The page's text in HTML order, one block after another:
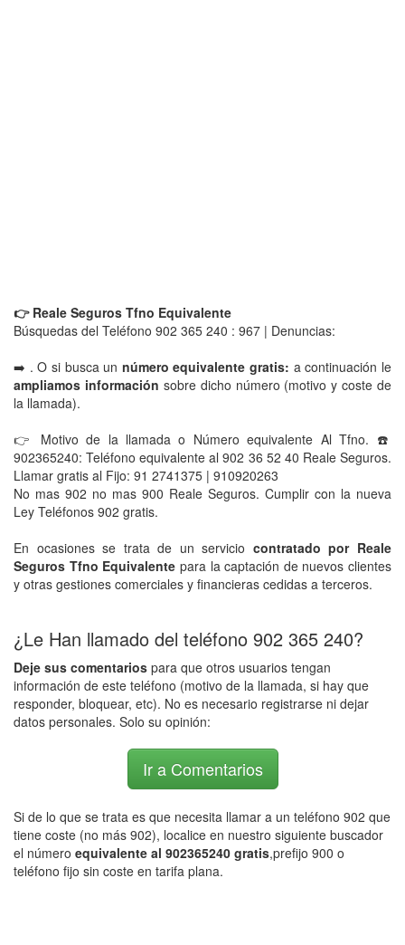
👉 Reale Seguros Tfno Equivalente
Búsquedas del Teléfono 902 365 240 : 967 | Denuncias:
➡️ . O si busca un número equivalente gratis: a continuación le
ampliamos información sobre dicho número (motivo y coste de
la llamada).
👉 Motivo de la llamada o Número equivalente Al Tfno. ☎️
902365240: Teléfono equivalente al 902 36 52 40 Reale Seguros.
Llamar gratis al Fijo: 91 2741375 | 910920263
No mas 902 no mas 900 Reale Seguros. Cumplir con la nueva
Ley Teléfonos 902 gratis.
En ocasiones se trata de un servicio contratado por Reale
Seguros Tfno Equivalente para la captación de nuevos clientes
y otras gestiones comerciales y financieras cedidas a terceros.
¿Le Han llamado del teléfono 902 365 240?
Deje sus comentarios para que otros usuarios tengan
información de este teléfono (motivo de la llamada, si hay que
responder, bloquear, etc). No es necesario registrarse ni dejar
datos personales. Solo su opinión:
Ir a Comentarios
Si de lo que se trata es que necesita llamar a un teléfono 902 que
tiene coste (no más 902), localice en nuestro siguiente buscador
el número equivalente al 902365240 gratis,prefijo 900 o
teléfono fijo sin coste en tarifa plana.